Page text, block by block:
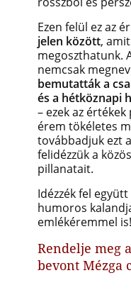
Ezen felül ez az
jelen között,
megoszthatunk.
nemcsak
bemutatták a
és a hétköznapi
– ezek az
érem tökéletes
továbbadjuk ezt
felidézzük a
pillanatait.
Idézzék fel
humoros
emlékéremmel is!
Rendelje meg
bevont Mézga